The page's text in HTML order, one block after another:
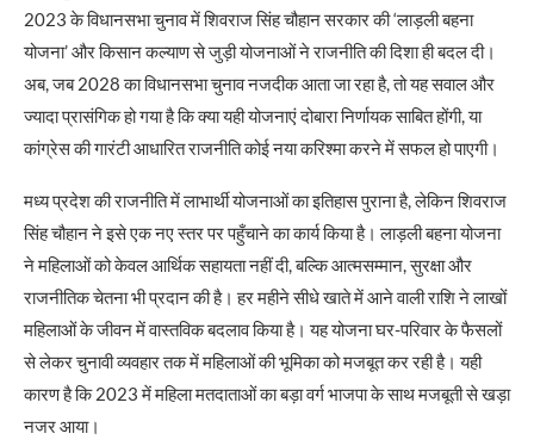
2023 के विधानसभा चुनाव में शिवराज सिंह चौहान सरकार की ‘लाड़ली बहना
योजना’ और किसान कल्याण से जुड़ी योजनाओं ने राजनीति की दिशा ही बदल दी।
अब, जब 2028 का विधानसभा चुनाव नजदीक आता जा रहा है, तो यह सवाल और
ज्यादा प्रासंगिक हो गया है कि क्या यही योजनाएं दोबारा निर्णायक साबित होंगी, या
कांग्रेस की गारंटी आधारित राजनीति कोई नया करिश्मा करने में सफल हो पाएगी।
मध्य प्रदेश की राजनीति में लाभार्थी योजनाओं का इतिहास पुराना है, लेकिन शिवराज
सिंह चौहान ने इसे एक नए स्तर पर पहुँचाने का कार्य किया है। लाड़ली बहना योजना
ने महिलाओं को केवल आर्थिक सहायता नहीं दी, बल्कि आत्मसम्मान, सुरक्षा और
राजनीतिक चेतना भी प्रदान की है। हर महीने सीधे खाते में आने वाली राशि ने लाखों
महिलाओं के जीवन में वास्तविक बदलाव किया है। यह योजना घर-परिवार के फैसलों
से लेकर चुनावी व्यवहार तक में महिलाओं की भूमिका को मजबूत कर रही है। यही
कारण है कि 2023 में महिला मतदाताओं का बड़ा वर्ग भाजपा के साथ मजबूती से खड़ा
नजर आया।